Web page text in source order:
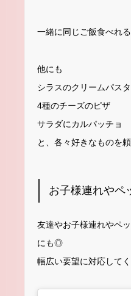
一緒に同じご飯食べれ
他にも
シラスのクリームパスタ
4種のチーズのピザ
サラダにカルパッチョ
と、各々好きなものを
お子様連れやペ
友達やお子様連れやペ
にも◎
幅広い要望に対応して